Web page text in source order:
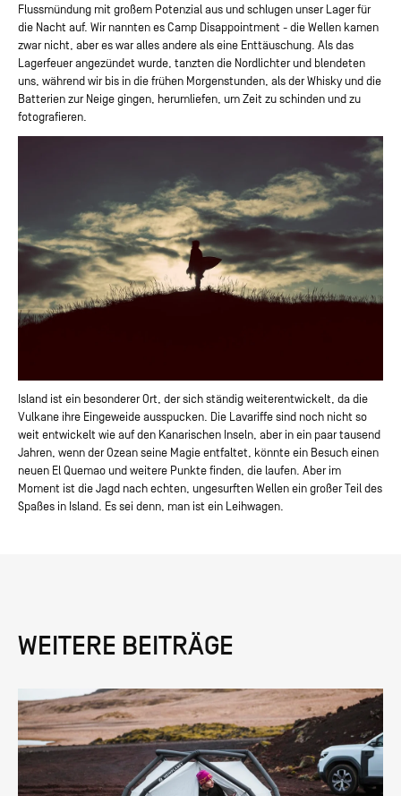
Flussmündung mit großem Potenzial aus und schlugen unser Lager für
die Nacht auf. Wir nannten es Camp Disappointment - die Wellen kamen
zwar nicht, aber es war alles andere als eine Enttäuschung. Als das
Lagerfeuer angezündet wurde, tanzten die Nordlichter und blendeten
uns, während wir bis in die frühen Morgenstunden, als der Whisky und die
Batterien zur Neige gingen, herumliefen, um Zeit zu schinden und zu
fotografieren.
Island ist ein besonderer Ort, der sich ständig weiterentwickelt, da die
Vulkane ihre Eingeweide ausspucken. Die Lavariffe sind noch nicht so
weit entwickelt wie auf den Kanarischen Inseln, aber in ein paar tausend
Jahren, wenn der Ozean seine Magie entfaltet, könnte ein Besuch einen
neuen El Quemao und weitere Punkte finden, die laufen. Aber im
Moment ist die Jagd nach echten, ungesurften Wellen ein großer Teil des
Spaßes in Island. Es sei denn, man ist ein Leihwagen.
WEITERE BEITRÄGE